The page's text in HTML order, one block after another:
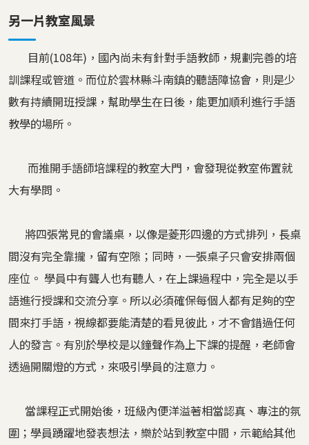
另一片教室風景
目前(108年)，國內尚未有針對手語教師，規劃完善的培
訓課程或管道。而位於雲林縣斗南鎮的聽語障協會，則是少
數有持續開班授課，幫助學生在日後，能更加順利進行手語
教學的場所。
而推開手語師培課程的教室大門，會發現從教室佈置就
大有學問。
將四張常見的會議桌，以像是菱形四邊的方式排列，長桌
間沒有完全靠攏，留有空隙；同時，一張桌子只會安排兩個
座位。 學員中有聾人也有聽人，在上課過程中，完全是以手
語進行授課和交流分享。所以必須確保每個人都有足夠的空
間來打手語，視線都要能清楚的看見彼此，才不會錯過任何
人的發言。有別於學校是以鐘聲作為上下課的提醒，老師會
透過開關燈的方式，來吸引學員的注意力。
當課程正式開始後，班級內便洋溢著相當認真、專注的氛
圍；學員踴躍地發表想法，樂於站到教室中間，示範給其他